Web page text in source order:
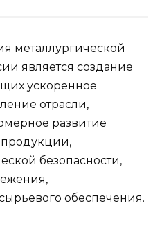
металлургической
является создание
ускоренное
отрасли,
развитие
продукции,
безопасности,
обеспечения.